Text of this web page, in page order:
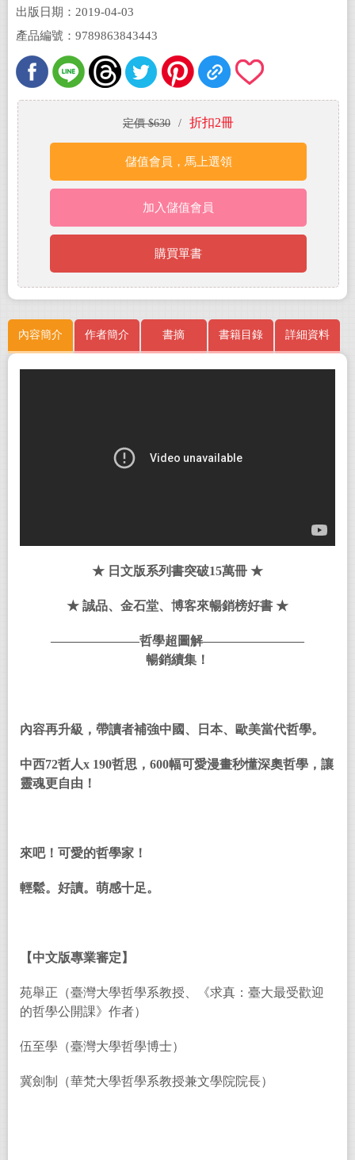
出版日期：2019-04-03
產品編號：9789863843443
定價 $630 / 折扣2冊
儲值會員，馬上選領
加入儲值會員
購買單書
內容簡介 作者簡介 書摘 書籍目錄 詳細資料
★ 日文版系列書突破15萬冊 ★
★ 誠品、金石堂、博客來暢銷榜好書 ★
———————哲學超圖解————————
暢銷續集！
內容再升級，帶讀者補強中國、日本、歐美當代哲學。
中西72哲人x 190哲思，600幅可愛漫畫秒懂深奧哲學，讓
靈魂更自由！
來吧！可愛的哲學家！
輕鬆。好讀。萌感十足。
【中文版專業審定】
苑舉正（臺灣大學哲學系教授、《求真：臺大最受歡迎
的哲學公開課》作者）
伍至學（臺灣大學哲學博士）
冀劍制（華梵大學哲學系教授兼文學院院長）